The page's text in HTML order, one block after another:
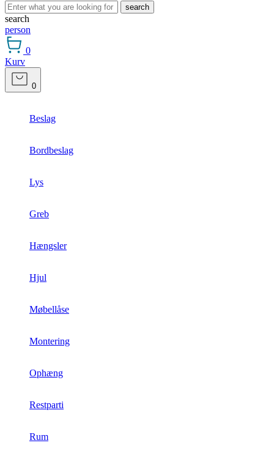
search
search
person
0
Kurv
0
Beslag
Bordbeslag
Lys
Greb
Hængsler
Hjul
Møbellåse
Montering
Ophæng
Restparti
Rum